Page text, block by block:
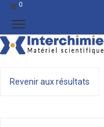
0
Revenir aux résultats